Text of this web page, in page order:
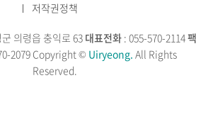
저작권정책
의령읍 충익로 63 대표전화 : 055-570-2114팩
2079 Copyright © Uiryeong. All Rights
Reserved.